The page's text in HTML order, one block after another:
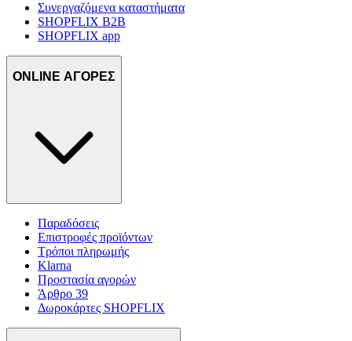
Συνεργαζόμενα καταστήματα
SHOPFLIX B2B
SHOPFLIX app
ONLINE ΑΓΟΡΕΣ
Παραδόσεις
Επιστροφές προϊόντων
Τρόποι πληρωμής
Klarna
Προστασία αγορών
Άρθρο 39
Δωροκάρτες SHOPFLIX